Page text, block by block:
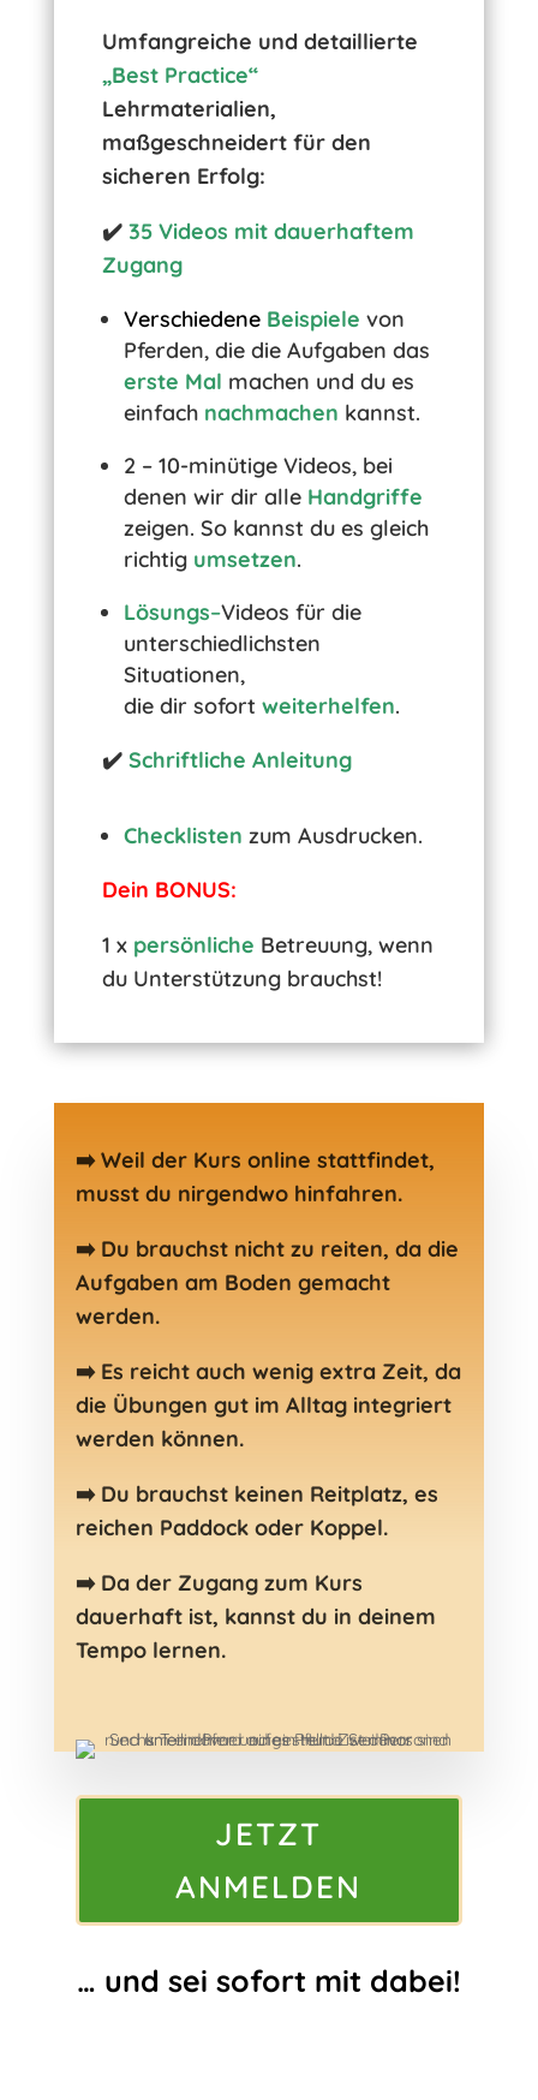
Umfangreiche und detaillierte
„Best Practice“
Lehrmaterialien,
maßgeschneidert für den
sicheren Erfolg:
✔️ 35 Videos mit dauerhaftem
Zugang
Verschiedene Beispiele von
Pferden, die die Aufgaben das
erste Mal machen und du es
einfach nachmachen kannst.
2 – 10-minütige Videos, bei
denen wir dir alle Handgriffe
zeigen. So kannst du es gleich
richtig umsetzen.
Lösungs–Videos für die
unterschiedlichsten
Situationen,
die dir sofort weiterhelfen.
✔️ Schriftliche Anleitung
Checklisten zum Ausdrucken.
Dein BONUS:
1 x persönliche Betreuung, wenn
du Unterstützung brauchst!
➡️Weil der Kurs online stattfindet,
musst du nirgendwo hinfahren.
➡️Du brauchst nicht zu reiten, da die
Aufgaben am Boden gemacht
werden.
➡️Es reicht auch wenig extra Zeit, da
die Übungen gut im Alltag integriert
werden können.
➡️Du brauchst keinen Reitplatz, es
reichen Paddock oder Koppel.
➡️Da der Zugang zum Kurs
dauerhaft ist, kannst du in deinem
Tempo lernen.
JETZT
ANMELDEN
… und sei sofort mit dabei!